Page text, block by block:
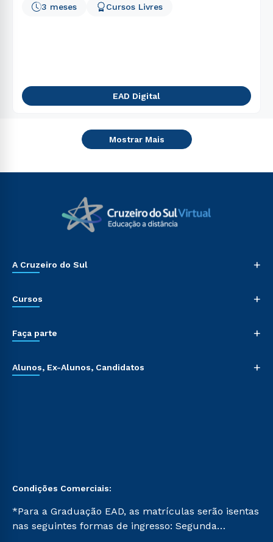
Cursos Livres
3 meses
EAD Digital
Mostrar Mais
A Cruzeiro do Sul +
Cursos +
Faça parte +
Alunos, Ex-Alunos, Candidatos +
Condições Comerciais:
*Para a Graduação EAD, as matrículas serão isentas
nas seguintes formas de ingresso: Segunda